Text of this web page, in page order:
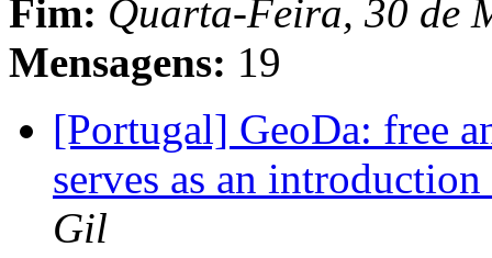
Fim: Quarta-Feira, 30 de
Mensagens: 19
[Portugal] GeoDa: free
serves as an
Gil